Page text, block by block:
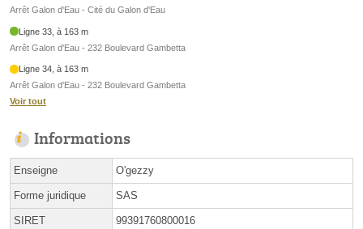
Arrêt Galon d'Eau - Cité du Galon d'Eau
Ligne 33, à 163 m
Arrêt Galon d'Eau - 232 Boulevard Gambetta
Ligne 34, à 163 m
Arrêt Galon d'Eau - 232 Boulevard Gambetta
Voir tout
Informations
Enseigne O'gezzy
Forme juridique SAS
SIRET 99391760800016